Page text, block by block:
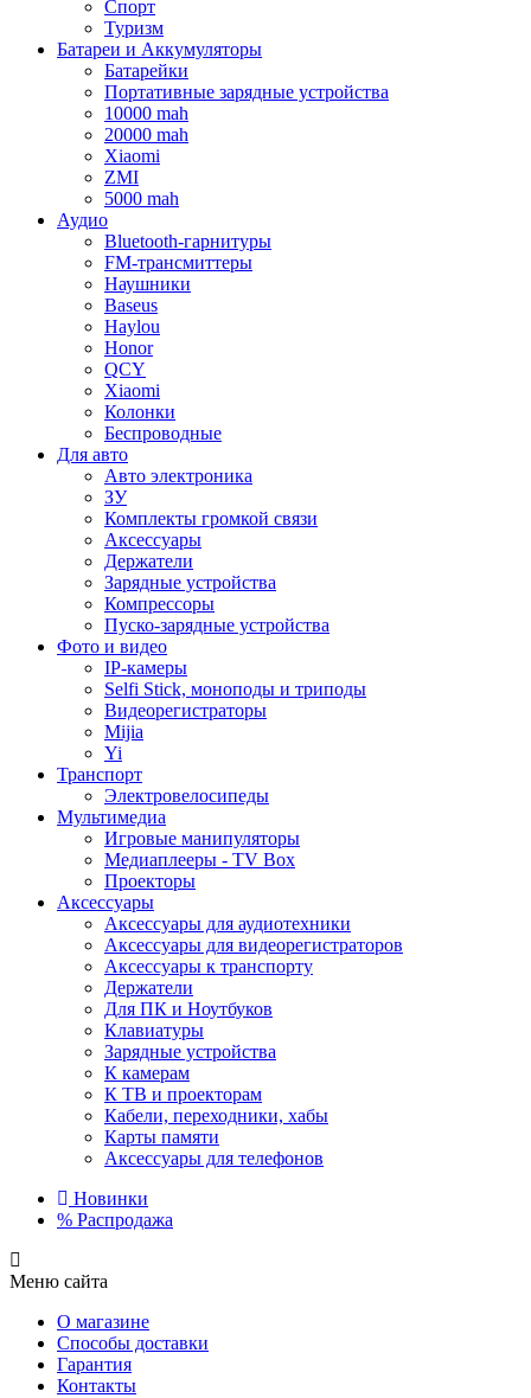
Спорт
Туризм
Батареи и Аккумуляторы
Батарейки
Портативные зарядные устройства
10000 mah
20000 mah
Xiaomi
ZMI
5000 mah
Аудио
Bluetooth-гарнитуры
FM-трансмиттеры
Наушники
Baseus
Haylou
Honor
QCY
Xiaomi
Колонки
Беспроводные
Для авто
Авто электроника
ЗУ
Комплекты громкой связи
Аксессуары
Держатели
Зарядные устройства
Компрессоры
Пуско-зарядные устройства
Фото и видео
IP-камеры
Selfi Stick, моноподы и триподы
Видеорегистраторы
Mijia
Yi
Транспорт
Электровелосипеды
Мультимедиа
Игровые манипуляторы
Медиаплееры - TV Box
Проекторы
Аксессуары
Аксессуары для аудиотехники
Аксессуары для видеорегистраторов
Аксессуары к транспорту
Держатели
Для ПК и Ноутбуков
Клавиатуры
Зарядные устройства
К камерам
К ТВ и проекторам
Кабели, переходники, хабы
Карты памяти
Аксессуары для телефонов
Новинки
% Распродажа
Меню сайта
О магазине
Способы доставки
Гарантия
Контакты